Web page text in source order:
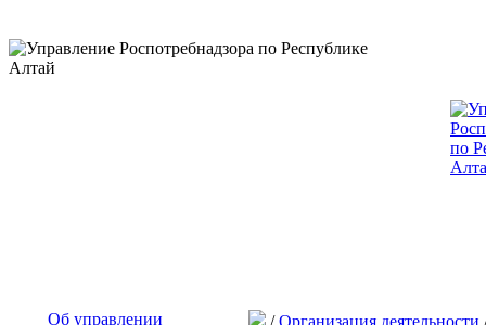
Об управлении
/Организация деятельности